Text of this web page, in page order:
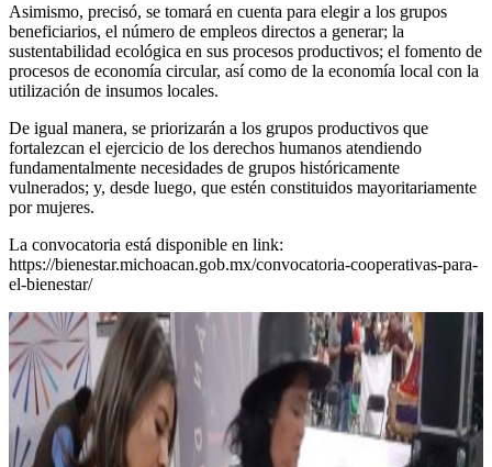
Asimismo, precisó, se tomará en cuenta para elegir a los grupos
beneficiarios, el número de empleos directos a generar; la
sustentabilidad ecológica en sus procesos productivos; el fomento de
procesos de economía circular, así como de la economía local con la
utilización de insumos locales.
De igual manera, se priorizarán a los grupos productivos que
fortalezcan el ejercicio de los derechos humanos atendiendo
fundamentalmente necesidades de grupos históricamente
vulnerados; y, desde luego, que estén constituidos mayoritariamente
por mujeres.
La convocatoria está disponible en link:
https://bienestar.michoacan.gob.mx/convocatoria-cooperativas-para-
el-bienestar/